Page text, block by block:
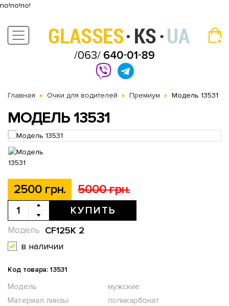
no!no!no!
Главная Очки для водителей Премиум Модель 13531
МОДЕЛЬ 13531
2500 грн. 5000 грн.
КУПИТЬ
CF125K 2
Модель
в наличии
Код товара: 13531
Модель
мужские
Материал линзы
поликарбонат